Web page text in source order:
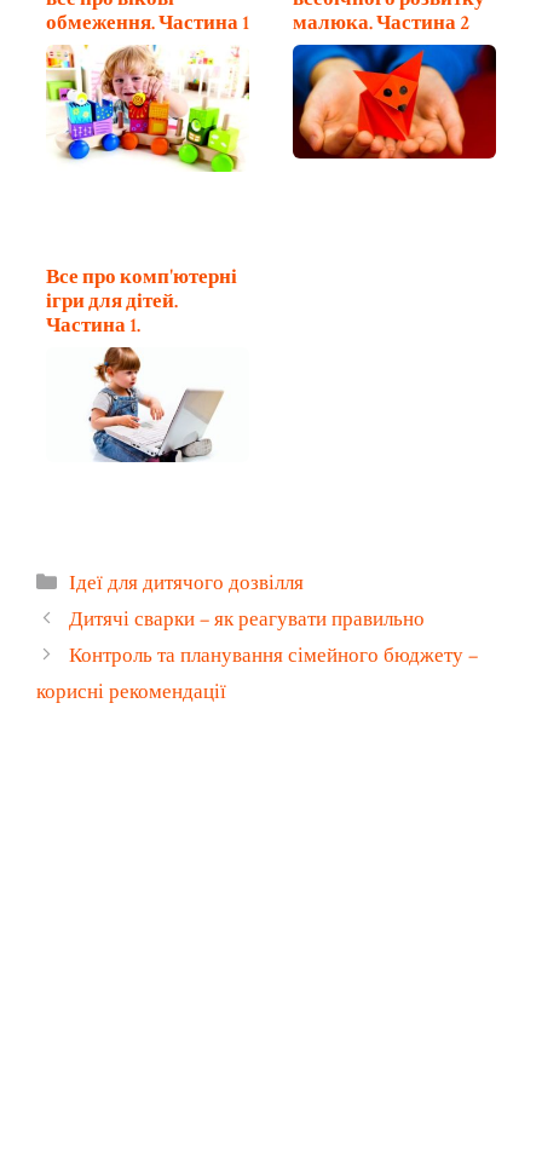
обмеження. Частина 1
малюка. Частина 2
Все про комп'ютерні
ігри для дітей.
Частина 1.
Категорії
Ідеї для дитячого дозвілля
Дитячі сварки – як реагувати правильно
Контроль та планування сімейного бюджету –
корисні рекомендації